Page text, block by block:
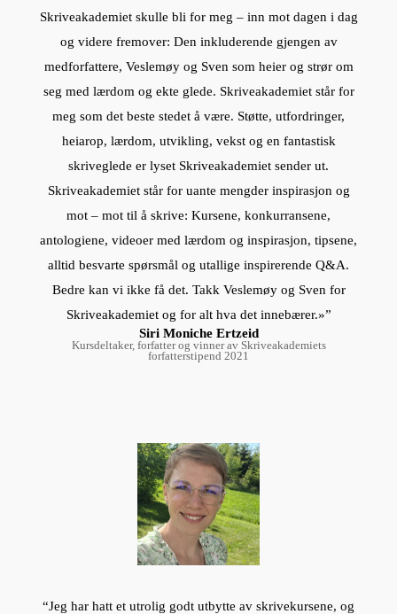
Skriveakademiet skulle bli for meg – inn mot dagen i dag
og videre fremover: Den inkluderende gjengen av
medforfattere, Veslemøy og Sven som heier og strør om
seg med lærdom og ekte glede. Skriveakademiet står for
meg som det beste stedet å være. Støtte, utfordringer,
heiarop, lærdom, utvikling, vekst og en fantastisk
skriveglede er lyset Skriveakademiet sender ut.
Skriveakademiet står for uante mengder inspirasjon og
mot – mot til å skrive: Kursene, konkurransene,
antologiene, videoer med lærdom og inspirasjon, tipsene,
alltid besvarte spørsmål og utallige inspirerende Q&A.
Bedre kan vi ikke få det. Takk Veslemøy og Sven for
Skriveakademiet og for alt hva det innebærer.»”
Siri Moniche Ertzeid
Kursdeltaker, forfatter og vinner av Skriveakademiets
forfatterstipend 2021
“Jeg har hatt et utrolig godt utbytte av skrivekursene, og